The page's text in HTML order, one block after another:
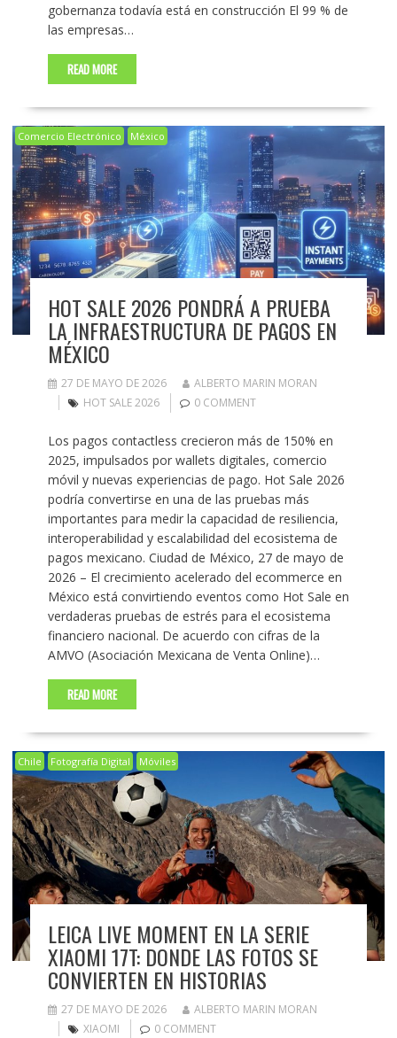
gobernanza todavía está en construcción El 99 % de
las empresas…
READ MORE
Comercio Electrónico México
HOT SALE 2026 PONDRÁ A PRUEBA
LA INFRAESTRUCTURA DE PAGOS EN
MÉXICO
27 DE MAYO DE 2026
ALBERTO MARIN MORAN
HOT SALE 2026
0 COMMENT
Los pagos contactless crecieron más de 150% en
2025, impulsados por wallets digitales, comercio
móvil y nuevas experiencias de pago. Hot Sale 2026
podría convertirse en una de las pruebas más
importantes para medir la capacidad de resiliencia,
interoperabilidad y escalabilidad del ecosistema de
pagos mexicano. Ciudad de México, 27 de mayo de
2026 – El crecimiento acelerado del ecommerce en
México está convirtiendo eventos como Hot Sale en
verdaderas pruebas de estrés para el ecosistema
financiero nacional. De acuerdo con cifras de la
AMVO (Asociación Mexicana de Venta Online)…
READ MORE
Chile Fotografía Digital Móviles
LEICA LIVE MOMENT EN LA SERIE
XIAOMI 17T: DONDE LAS FOTOS SE
CONVIERTEN EN HISTORIAS
27 DE MAYO DE 2026
ALBERTO MARIN MORAN
XIAOMI
0 COMMENT